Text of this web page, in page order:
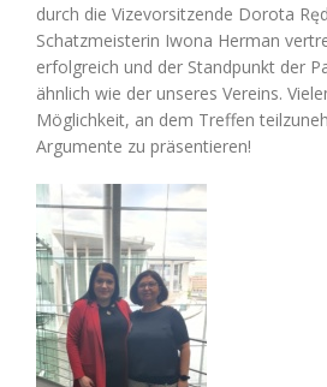
durch die Vizevorsitzende Dorota
Schatzmeisterin Iwona Herman
erfolgreich und der Standpunkt der
ähnlich wie der unseres Vereins.
Möglichkeit, an dem Treffen
Argumente zu präsentieren!